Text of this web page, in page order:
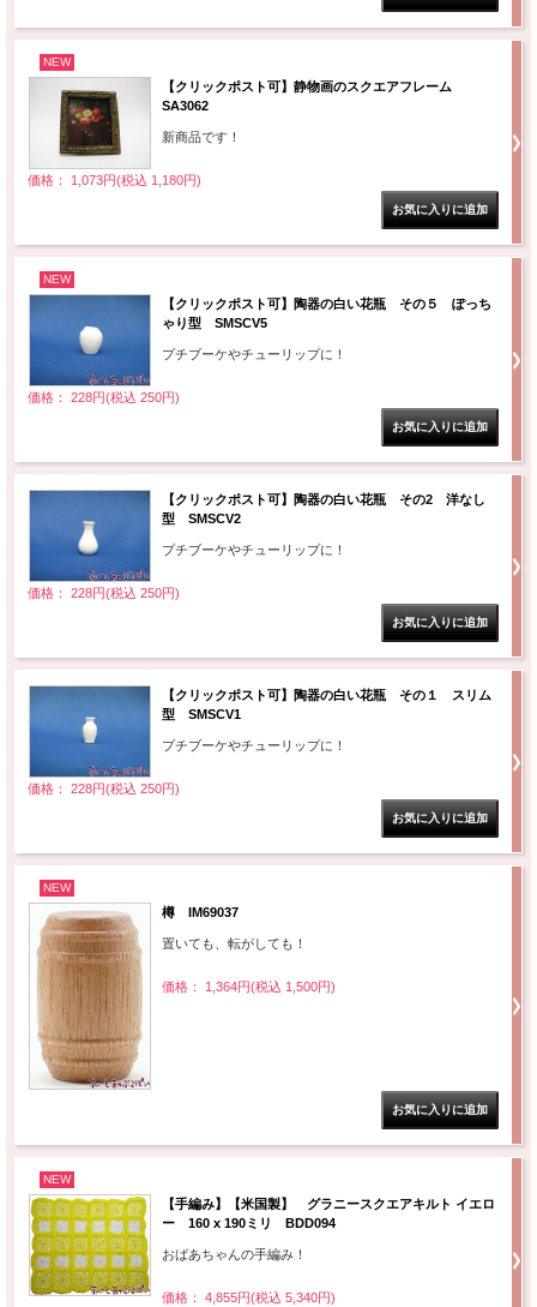
NEW
【クリックポスト可】静物画のスクエアフレーム
SA3062
新商品です！
価格： 1,073円(税込 1,180円)
NEW
【クリックポスト可】陶器の白い花瓶 その５ ぽっち
ゃり型 SMSCV5
プチブーケやチューリップに！
価格： 228円(税込 250円)
【クリックポスト可】陶器の白い花瓶 その2 洋なし
型 SMSCV2
プチブーケやチューリップに！
価格： 228円(税込 250円)
【クリックポスト可】陶器の白い花瓶 その１ スリム
型 SMSCV1
プチブーケやチューリップに！
価格： 228円(税込 250円)
NEW
樽 IM69037
置いても、転がしても！
価格： 1,364円(税込 1,500円)
NEW
【手編み】【米国製】 グラニースクエアキルト イエロ
ー 160 x 190ミリ BDD094
おばあちゃんの手編み！
価格： 4,855円(税込 5,340円)